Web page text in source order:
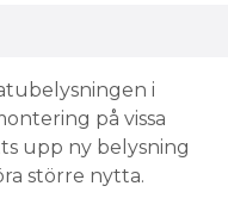
i
på vissa
upp ny belysning
större nytta.